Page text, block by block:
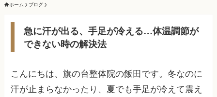
ホーム ブログ
急に汗が出る、手足が冷える…体温調節が
できない時の解決法
こんにちは、旗の台整体院の飯田です。冬なのに
汗が止まらなかったり、夏でも手足が冷えて震え